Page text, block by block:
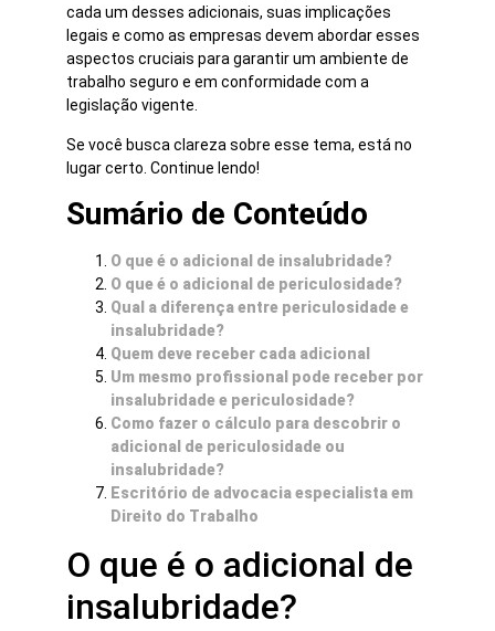
cada um desses adicionais, suas implicações
legais e como as empresas devem abordar esses
aspectos cruciais para garantir um ambiente de
trabalho seguro e em conformidade com a
legislação vigente.
Se você busca clareza sobre esse tema, está no
lugar certo. Continue lendo!
Sumário de Conteúdo
O que é o adicional de insalubridade?
O que é o adicional de periculosidade?
Qual a diferença entre periculosidade e
insalubridade?
Quem deve receber cada adicional
Um mesmo profissional pode receber por
insalubridade e periculosidade?
Como fazer o cálculo para descobrir o
adicional de periculosidade ou
insalubridade?
Escritório de advocacia especialista em
Direito do Trabalho
O que é o adicional de
insalubridade?